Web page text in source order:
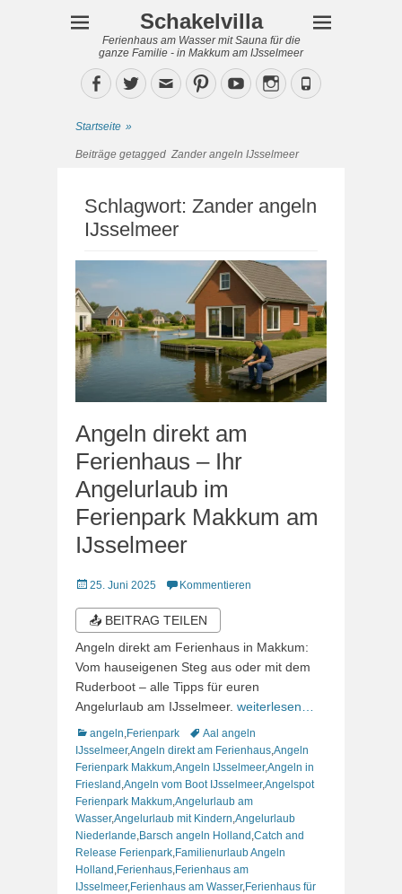
Schakelvilla
Ferienhaus am Wasser mit Sauna für die
ganze Familie - in Makkum am IJsselmeer
Facebook
TwitterEmailPinterestYouTubeInstagram
Phone
Startseite »
Beiträge getagged Zander angeln IJsselmeer
Schlagwort: Zander angeln
IJsselmeer
Angeln direkt am
Ferienhaus – Ihr
Angelurlaub im
Ferienpark Makkum am
IJsselmeer
Veröffentlicht
25. Juni 2025 Kommentieren
📤 BEITRAG TEILEN
Angeln direkt am Ferienhaus in Makkum:
Vom hauseigenen Steg aus oder mit dem
Ruderboot – alle Tipps für euren
Angelurlaub am IJsselmeer. weiterlesen…
Kategorien
angeln Ferienpark Schlagworte
Aal angeln
IJsselmeer,Angeln direkt am Ferienhaus Angeln
Ferienpark Makkum Angeln IJsselmeer,Angeln in
Friesland Angeln vom Boot IJsselmeer,Angelspot
Ferienpark Makkum Angelurlaub am
Wasser,Angelurlaub mit Kindern Angelurlaub
Niederlande Barsch angeln Holland Catch and
Release Ferienpark Familienurlaub Angeln
Holland Ferienhaus Ferienhaus am
IJsselmeer, Ferienhaus am Wasser, Ferienhaus für